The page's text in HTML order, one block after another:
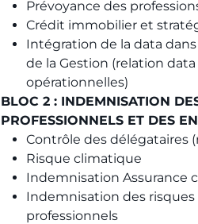
Prévoyance des
Crédit immobilier et
Intégration de la data
de la Gestion (relation
opérationnelles)
BLOC 2 : INDEMNISATION
PROFESSIONNELS ET DES
Contrôle des délégataires
Risque climatique
Indemnisation Assurance
Indemnisation des
professionnels